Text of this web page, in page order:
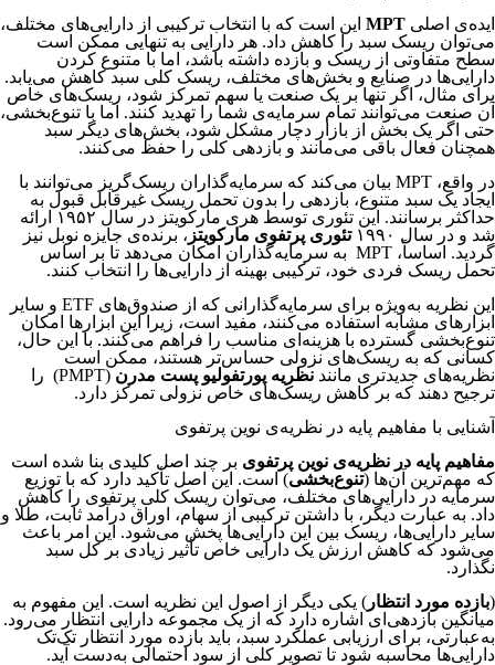
ایده‌ی اصلی MPT این است که با انتخاب ترکیبی از دارایی‌های مختلف،
می‌توان ریسک سبد را کاهش داد. هر دارایی به تنهایی ممکن است
سطح متفاوتی از ریسک و بازده داشته باشد، اما با متنوع کردن
دارایی‌ها در صنایع و بخش‌های مختلف، ریسک کلی سبد کاهش می‌یابد.
برای مثال، اگر تنها بر یک صنعت یا سهم تمرکز شود، ریسک‌های خاص
آن صنعت می‌توانند تمام سرمایه‌ی شما را تهدید کنند. اما با تنوع‌بخشی،
حتی اگر یک بخش از بازار دچار مشکل شود، بخش‌های دیگر سبد
همچنان فعال باقی می‌مانند و بازدهی کلی را حفظ می‌کنند.
در واقع، MPT بیان می‌کند که سرمایه‌گذاران ریسک‌گریز می‌توانند با
ایجاد یک سبد متنوع، بازدهی را بدون تحمل ریسک غیرقابل قبول به
حداکثر برسانند. این تئوری توسط هری مارکویتز در سال ۱۹۵۲ ارائه
شد و در سال ۱۹۹۰
تئوری پرتفوی مارکویتز ، برنده‌ی جایزه نوبل نیز
گردید. اساساً، MPT به سرمایه‌گذاران امکان می‌دهد تا بر اساس
تحمل ریسک فردی خود، ترکیبی بهینه از دارایی‌ها را انتخاب کنند.
این نظریه به‌ویژه برای سرمایه‌گذارانی که از صندوق‌های ETF و سایر
ابزارهای مشابه استفاده می‌کنند، مفید است، زیرا این ابزارها امکان
تنوع‌بخشی گسترده با هزینه‌ای مناسب را فراهم می‌کنند. با این حال،
کسانی که به ریسک‌های نزولی حساس‌تر هستند، ممکن است
نظریه‌های جدیدتری مانند نظریه پورتفولیو پست مدرن
(PMPT) را
ترجیح دهند که بر کاهش ریسک‌های خاص نزولی تمرکز دارد.
آشنایی با مفاهیم پایه در نظریه‌ی نوین پرتفوی
مفاهیم پایه در نظریه‌ی نوین پرتفوی بر چند اصل کلیدی بنا شده است
که مهم‌ترین آن‌ها (تنوع‌بخشی) است. این اصل تأکید دارد که با توزیع
سرمایه در دارایی‌های مختلف، می‌توان ریسک کلی پرتفوی را کاهش
داد. به عبارت دیگر، با داشتن ترکیبی از سهام، اوراق درآمد ثابت، طلا و
سایر دارایی‌ها، ریسک بین این دارایی‌ها پخش می‌شود. این امر باعث
می‌شود که کاهش ارزش یک دارایی خاص تأثیر زیادی بر کل سبد
نگذارد.
(بازده مورد انتظار ) یکی دیگر از اصول این نظریه است. این مفهوم به
میانگین بازدهی‌ای اشاره دارد که از یک مجموعه دارایی انتظار می‌رود.
به‌عبارتی، برای ارزیابی عملکرد سبد، باید بازده مورد انتظار تک‌تک
دارایی‌ها محاسبه شود تا تصویر کلی از سود احتمالی به‌دست آید.